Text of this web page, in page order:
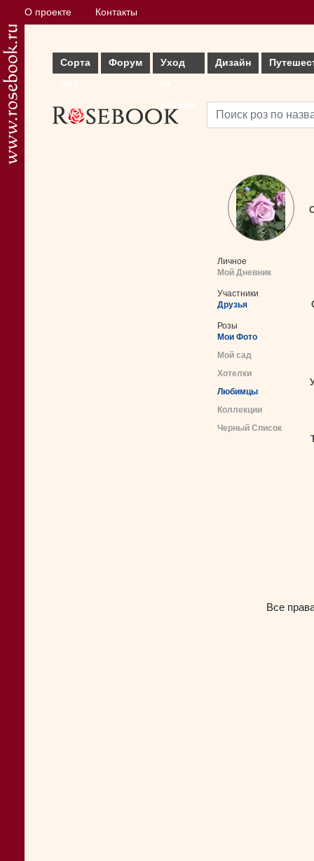
О проекте Контакты
Сорта
Форум
Уход
Дизайн
Личное
Мой Дневник
Участники
Друзья
Розы
Мои Фото
Мой сад
Хотелки
Любимцы
Коллекции
Черный Список
Все